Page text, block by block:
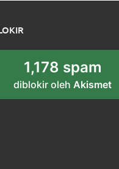
1,178 spam
diblokir olehAkismet